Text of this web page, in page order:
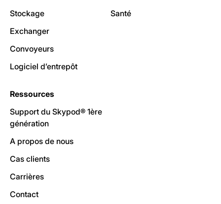
Stockage
Exchanger
Convoyeurs
Logiciel d’entrepôt
Santé
Ressources
Support du Skypod® 1ère
génération
A propos de nous
Cas clients
Carrières
Contact